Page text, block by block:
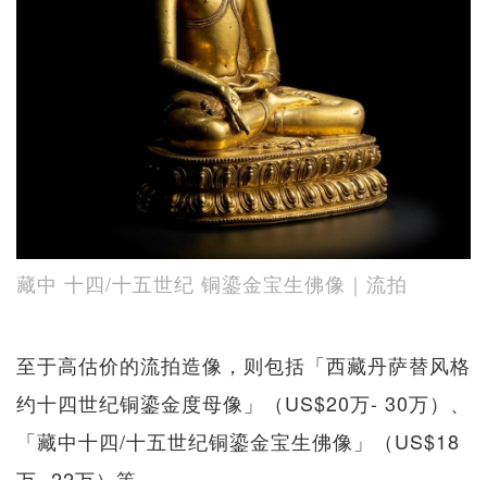
藏中 十四/十五世纪 铜鎏金宝生佛像｜流拍
至于高估价的流拍造像，则包括「西藏丹萨替风格
约十四世纪铜鎏金度母像」（US$20万- 30万）、
「藏中十四/十五世纪铜鎏金宝生佛像」（US$18